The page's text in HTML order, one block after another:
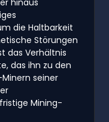
die Haltbarkeit
Störungen
das Verhältnis
das ihn zu den
seiner
Mining-